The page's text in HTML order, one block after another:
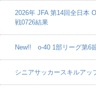
2026年 JFA 第14回全日本
戦0726結果
New!! o-40 1部リーグ第6
シニアサッカースキルアッ